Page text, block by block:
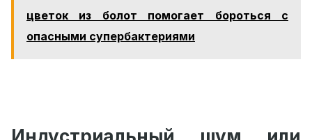
цветок из болот помогает бороться с
опасными супербактериями